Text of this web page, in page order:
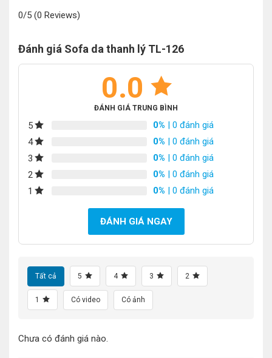
0/5 (0 Reviews)
Đánh giá Sofa da thanh lý TL-126
0.0
ĐÁNH GIÁ TRUNG BÌNH
5 0% | 0 đánh giá
4
0% | 0 đánh giá
3
0% | 0 đánh giá
2
0% | 0 đánh giá
1
0% | 0 đánh giá
ĐÁNH GIÁ NGAY
Tất cả 5 4 3 2
1 Có video Có ảnh
Chưa có đánh giá nào.